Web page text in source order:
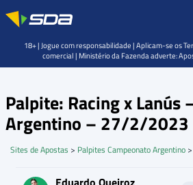
Palpite: Racing x Lanús
Argentino – 27/2/2023
Sites de Apostas > Palpites Campeonato Argentino >
18+ | Jogue com responsabilidade | Aplicam-se os
comercial | Ministério da Fazenda adverte: